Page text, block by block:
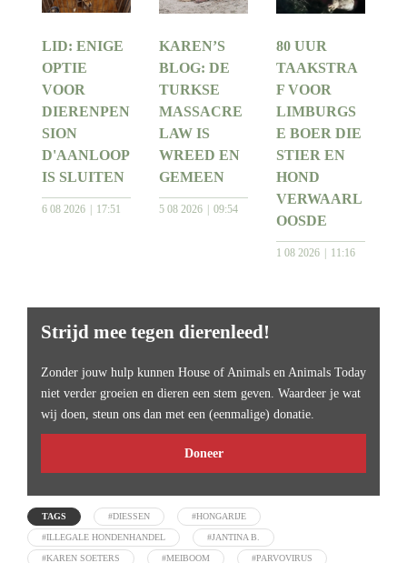
LID: ENIGE
OPTIE
VOOR
DIERENPEN
SION
D'AANLOOP
IS SLUITEN
6 08 2026 17:51
KAREN’S
BLOG: DE
TURKSE
MASSACRE
LAW IS
WREED EN
GEMEEN
5 08 2026 09:54
80 UUR
TAAKSTRA
F VOOR
LIMBURGS
E BOER DIE
STIER EN
HOND
VERWAARL
OOSDE
1 08 2026 11:16
Strijd mee tegen dierenleed!
Zonder jouw hulp kunnen House of Animals en Animals Today
niet verder groeien en dieren een stem geven. Waardeer je wat
wij doen, steun ons dan met een (eenmalige) donatie.
Doneer
TAGS #DIESSEN #HONGARIJE
#ILLEGALE HONDENHANDEL #JANTINA B.
#KAREN SOETERS #MEIBOOM #PARVOVIRUS